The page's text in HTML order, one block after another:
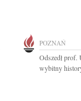
POZNAŃ
Odszedł
wybitny